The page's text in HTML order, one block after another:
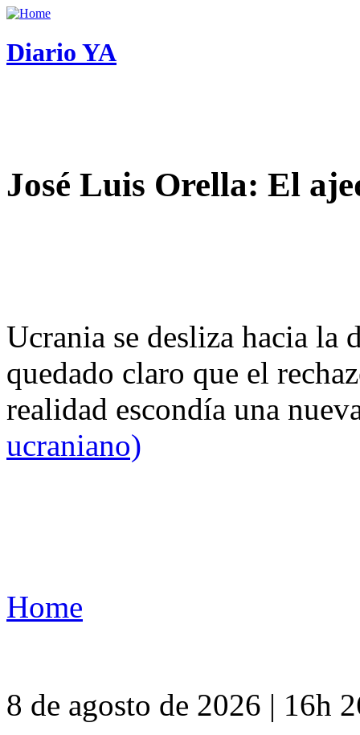
Diario YA
José Luis Orella: El
Ucrania se desliza hacia
quedado claro que el
realidad escondía una
ucraniano)
Home
8 de agosto de 2026 | 16h